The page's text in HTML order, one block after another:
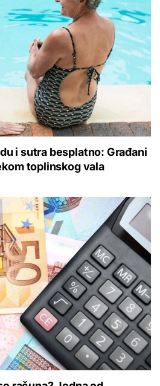
i sutra besplatno: Građani
toplinskog vala